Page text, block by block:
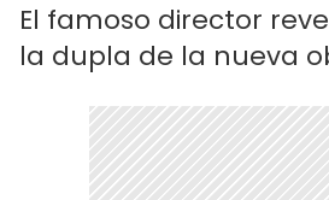
El famoso director
la dupla de la nueva